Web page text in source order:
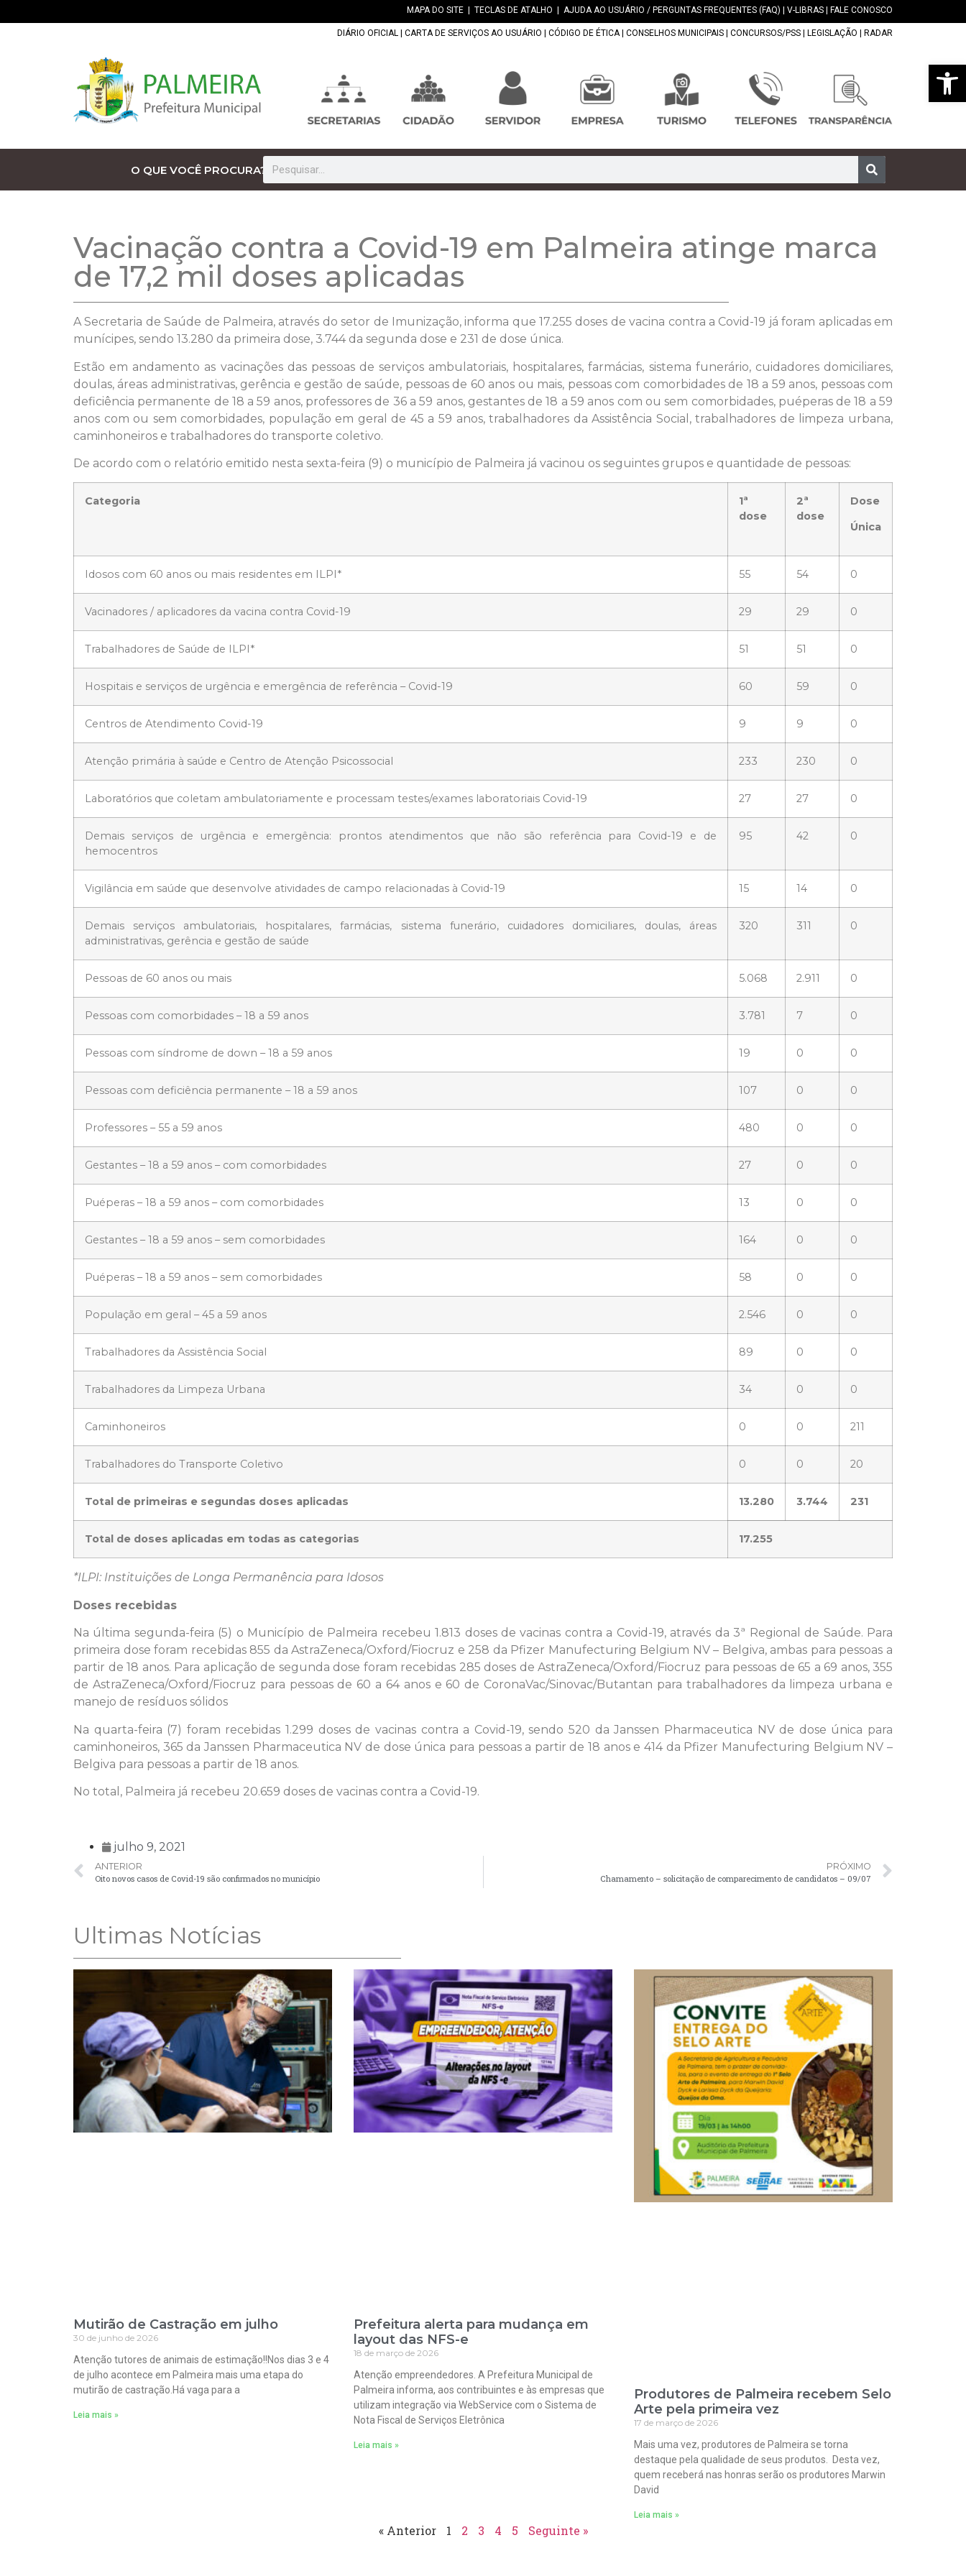
Abrir
MAPA DO SITE TECLAS DE ATALHO AJUDA AO USUÁRIO / PERGUNTAS FREQUENTES (FAQ) V-LIBRAS FALE CONOSCO
DIÁRIO OFICIAL CARTA DE SERVIÇOS AO USUÁRIO CÓDIGO DE ÉTICA| CONSELHOS MUNICIPAIS CONCURSOS/PSS LEGISLAÇÃO RADAR
O QUE VOCÊ PROCURA?
Vacinação contra a Covid-19 em Palmeira atinge marca
de 17,2 mil doses aplicadas
A Secretaria de Saúde de Palmeira, através do setor de Imunização, informa que 17.255 doses de vacina contra a Covid-19 já foram aplicadas em
munícipes, sendo 13.280 da primeira dose, 3.744 da segunda dose e 231 de dose única.
Estão em andamento as vacinações das pessoas de serviços ambulatoriais, hospitalares, farmácias, sistema funerário, cuidadores domiciliares,
doulas, áreas administrativas, gerência e gestão de saúde, pessoas de 60 anos ou mais, pessoas com comorbidades de 18 a 59 anos, pessoas com
deficiência permanente de 18 a 59 anos, professores de 36 a 59 anos, gestantes de 18 a 59 anos com ou sem comorbidades, puéperas de 18 a 59
anos com ou sem comorbidades, população em geral de 45 a 59 anos, trabalhadores da Assistência Social, trabalhadores de limpeza urbana,
caminhoneiros e trabalhadores do transporte coletivo.
De acordo com o relatório emitido nesta sexta-feira (9) o município de Palmeira já vacinou os seguintes grupos e quantidade de pessoas:
Categoria
1ª
dose
2ª
dose
Dose
Única
Idosos com 60 anos ou mais residentes em ILPI* 55 54 0
Vacinadores / aplicadores da vacina contra Covid-19 29 29 0
Trabalhadores de Saúde de ILPI* 51 51 0
Hospitais e serviços de urgência e emergência de referência – Covid-19 60 59 0
Centros de Atendimento Covid-19 9 9 0
Atenção primária à saúde e Centro de Atenção Psicossocial 233 230 0
Laboratórios que coletam ambulatoriamente e processam testes/exames laboratoriais Covid-19 27 27 0
Demais serviços de urgência e emergência: prontos atendimentos que não são referência para Covid-19 e de
hemocentros
95 42 0
Vigilância em saúde que desenvolve atividades de campo relacionadas à Covid-19 15 14 0
Demais serviços ambulatoriais, hospitalares, farmácias, sistema funerário, cuidadores domiciliares, doulas, áreas
administrativas, gerência e gestão de saúde
320 311 0
Pessoas de 60 anos ou mais 5.068 2.911 0
Pessoas com comorbidades – 18 a 59 anos 3.781 7 0
Pessoas com síndrome de down – 18 a 59 anos 19 0 0
Pessoas com deficiência permanente – 18 a 59 anos 107 0 0
Professores – 55 a 59 anos 480 0 0
Gestantes – 18 a 59 anos – com comorbidades 27 0 0
Puéperas – 18 a 59 anos – com comorbidades 13 0 0
Gestantes – 18 a 59 anos – sem comorbidades 164 0 0
Puéperas – 18 a 59 anos – sem comorbidades 58 0 0
População em geral – 45 a 59 anos 2.546 0 0
Trabalhadores da Assistência Social 89 0 0
Trabalhadores da Limpeza Urbana 34 0 0
Caminhoneiros 0 0 211
Trabalhadores do Transporte Coletivo 0 0 20
Total de primeiras e segundas doses aplicadas 13.280 3.744 231
Total de doses aplicadas em todas as categorias 17.255
*ILPI: Instituições de Longa Permanência para Idosos
Doses recebidas
Na última segunda-feira (5) o Município de Palmeira recebeu 1.813 doses de vacinas contra a Covid-19, através da 3ª Regional de Saúde. Para
primeira dose foram recebidas 855 da AstraZeneca/Oxford/Fiocruz e 258 da Pfizer Manufecturing Belgium NV – Belgiva, ambas para pessoas a
partir de 18 anos. Para aplicação de segunda dose foram recebidas 285 doses de AstraZeneca/Oxford/Fiocruz para pessoas de 65 a 69 anos, 355
de AstraZeneca/Oxford/Fiocruz para pessoas de 60 a 64 anos e 60 de CoronaVac/Sinovac/Butantan para trabalhadores da limpeza urbana e
manejo de resíduos sólidos
Na quarta-feira (7) foram recebidas 1.299 doses de vacinas contra a Covid-19, sendo 520 da Janssen Pharmaceutica NV de dose única para
caminhoneiros, 365 da Janssen Pharmaceutica NV de dose única para pessoas a partir de 18 anos e 414 da Pfizer Manufecturing Belgium NV –
Belgiva para pessoas a partir de 18 anos.
No total, Palmeira já recebeu 20.659 doses de vacinas contra a Covid-19.
julho 9, 2021
ANTERIOR
Oito novos casos de Covid-19 são confirmados no município
PRÓXIMO
Chamamento – solicitação de comparecimento de candidatos – 09/07
Ultimas Notícias
Mutirão de Castração em julho
30 de junho de 2026
Atenção tutores de animais de estimação!!Nos dias 3 e 4
de julho acontece em Palmeira mais uma etapa do
mutirão de castração.Há vaga para a
Leia mais »
Prefeitura alerta para mudança em
layout das NFS-e
18 de março de 2026
Atenção empreendedores. A Prefeitura Municipal de
Palmeira informa, aos contribuintes e às empresas que
utilizam integração via WebService com o Sistema de
Nota Fiscal de Serviços Eletrônica
Leia mais »
Produtores de Palmeira recebem Selo
Arte pela primeira vez
17 de março de 2026
Mais uma vez, produtores de Palmeira se torna
destaque pela qualidade de seus produtos. Desta vez,
quem receberá nas honras serão os produtores Marwin
David
Leia mais »
« Anterior 1 2 3 4 5 Seguinte »